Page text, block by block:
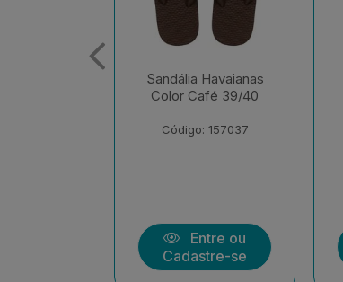
Sandália Havaianas
Slim Lisa Rose Gold
Código: 174701
Entre ou
Cadastre-se